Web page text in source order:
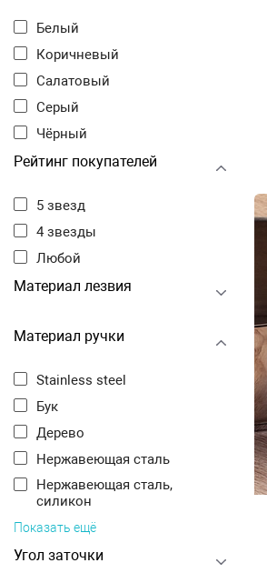
Белый
Коричневый
Салатовый
Серый
Чёрный
Рейтинг покупателей
5 звезд
4 звезды
Любой
Материал лезвия
Материал ручки
Stainless steel
Бук
Дерево
Нержавеющая сталь
Нержавеющая сталь,
силикон
Показать ещё
Угол заточки